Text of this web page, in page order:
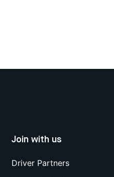
Join with us
Driver Partners